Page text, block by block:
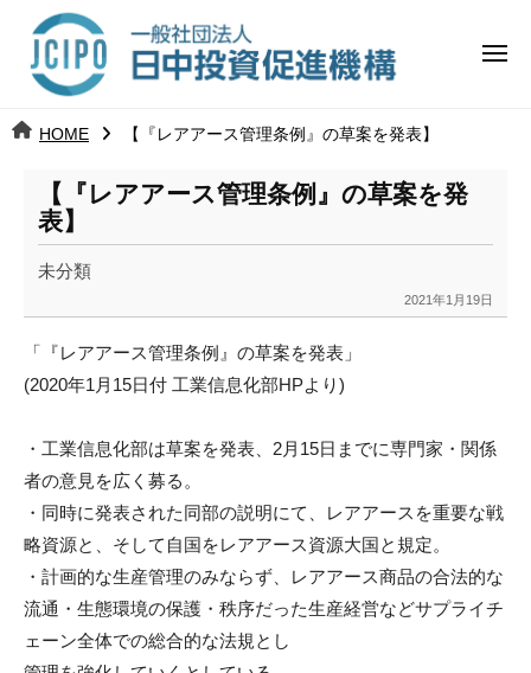
ツ 日
中
投
資
進
構
j
メ
HOME 【『レアアース管理条例』の草案を発表】
【『レアアース管理条例』の草案を発
表】
未分類
2021年1月19日
a
a
u
m
「『レアアース管理条例』の草案を発表」
(2020年1月15日付 工業信息化部HPより)
・工業信息化部は草案を発表、2月15日までに専門家・ 関係
者の意見を広く募る。
・同時に発表された同部の説明にて、
レアアースを重要な戦
略資源と、 そして自国をレアアース資源大国と規定。
・計画的な生産管理のみならず、レアアース商品の合法的な
流通・ 生態環境の保護・ 秩序だった生産経営などサプライチ
ェーン全体での総合的な法規と し
日
中
資
進
機
構